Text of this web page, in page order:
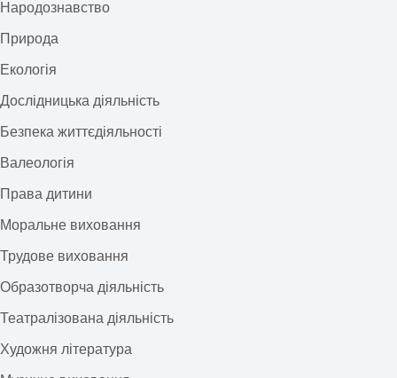
Народознавство
Природа
Екологія
Дослідницька діяльність
Безпека життєдіяльності
Валеологія
Права дитини
Моральне виховання
Трудове виховання
Образотворча діяльність
Театралізована діяльність
Художня література